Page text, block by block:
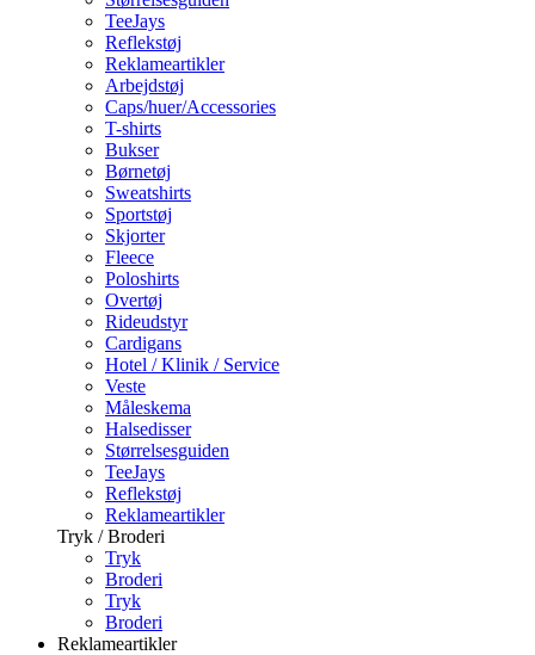
TeeJays
Reflekstøj
Reklameartikler
Arbejdstøj
Caps/huer/Accessories
T-shirts
Bukser
Børnetøj
Sweatshirts
Sportstøj
Skjorter
Fleece
Poloshirts
Overtøj
Rideudstyr
Cardigans
Hotel / Klinik / Service
Veste
Måleskema
Halsedisser
Størrelsesguiden
TeeJays
Reflekstøj
Reklameartikler
Tryk / Broderi
Tryk
Broderi
Tryk
Broderi
Reklameartikler